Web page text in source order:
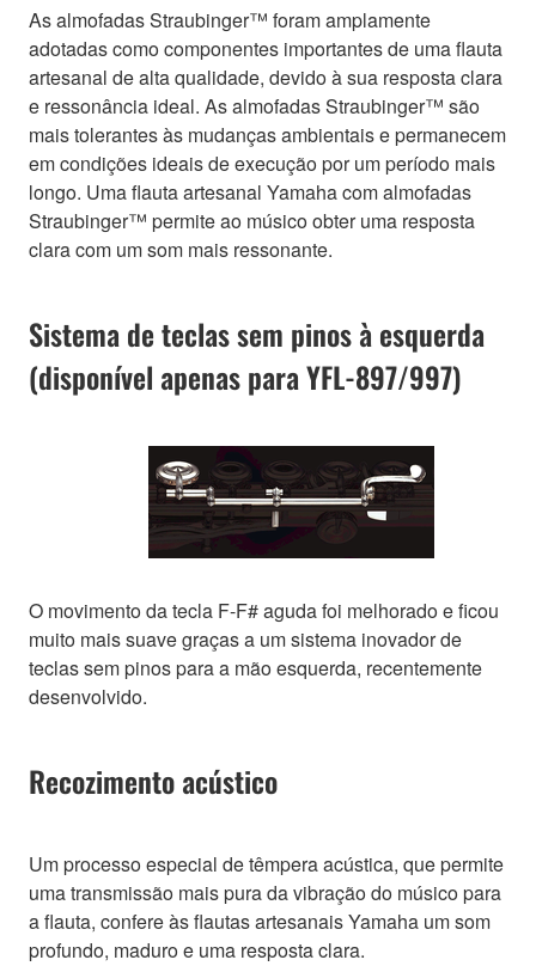
As almofadas Straubinger™ foram amplamente
adotadas como componentes importantes de uma flauta
artesanal de alta qualidade, devido à sua resposta clara
e ressonância ideal. As almofadas Straubinger™ são
mais tolerantes às mudanças ambientais e permanecem
em condições ideais de execução por um período mais
longo. Uma flauta artesanal Yamaha com almofadas
Straubinger™ permite ao músico obter uma resposta
clara com um som mais ressonante.
Sistema de teclas sem pinos à esquerda
(disponível apenas para YFL-897/997)
O movimento da tecla F-F# aguda foi melhorado e ficou
muito mais suave graças a um sistema inovador de
teclas sem pinos para a mão esquerda, recentemente
desenvolvido.
Recozimento acústico
Um processo especial de têmpera acústica, que permite
uma transmissão mais pura da vibração do músico para
a flauta, confere às flautas artesanais Yamaha um som
profundo, maduro e uma resposta clara.